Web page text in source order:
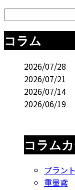
コラム
2026/07/28
2026/07/21
2026/07/14
2026/06/19
コラム
プラン
重量鳶